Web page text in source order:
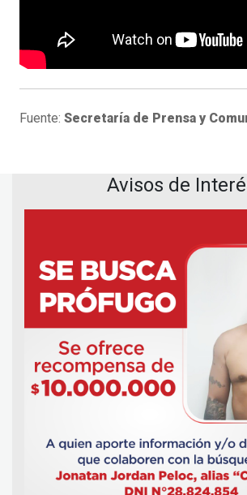
Fuente: Secretaría de Prensa y
Avisos de